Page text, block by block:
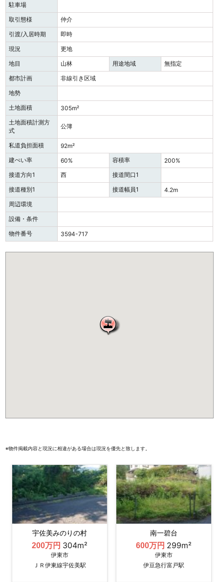
駐車場
取引態様
仲介
引渡/入居時期
即時
現況
更地
地目
山林 用途地域
無指定
都市計画
非線引き区域
地勢
土地面積
305m²
土地面積計測方
式
公簿
私道負担面積
92m²
建ぺい率
60% 容積率
200%
接道方向1
西
接道間口1
接道種別1
接道幅員1
4.2m
周辺環境
設備・条件
物件番号
3594-717
※物件掲載内容と現況に相違がある場合は現況を優先と致します。
宇佐美みのりの村
200万円 304m²
伊東市
ＪＲ伊東線宇佐美駅
南一碧台
600万円 299m²
伊東市
伊豆急行富戸駅